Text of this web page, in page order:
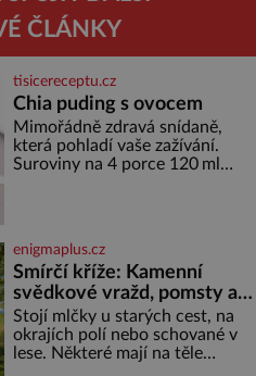
ČLÁNKY
tisicereceptu.cz
Chia puding s ovocem
Mimořádně zdravá snídaně,
která pohladí vaše zažívání.
Suroviny na 4 porce 120 ml
enigmaplus.cz
Smírčí kříže: Kamenní
svědkové vražd, pomsty a
dávných vin
Stojí mlčky u starých cest, na
okrajích polí nebo schované v
lese. Některé mají na těle